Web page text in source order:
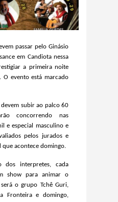
passar pelo Ginásio
em Candiota nessa
a primeira noite
O evento está marcado
devem subir ao palco 60
concorrendo nas
e especial masculino e
pelos jurados e
que acontece domingo.
dos interpretes, cada
show para animar o
o grupo Tchê Guri,
Fronteira e domingo,